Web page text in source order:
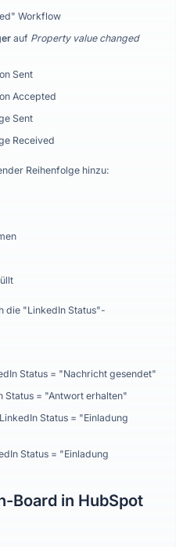
Workflow
auf Property value changed
Sent
Accepted
Sent
Received
Reihenfolge hinzu:
die "LinkedIn Status"-
Status = "Nachricht gesendet"
= "Antwort erhalten"
Status = "Einladung
Status = "Einladung
Board in HubSpot